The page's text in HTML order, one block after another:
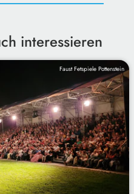
interessieren
Faust Fetspiele Pottenstein